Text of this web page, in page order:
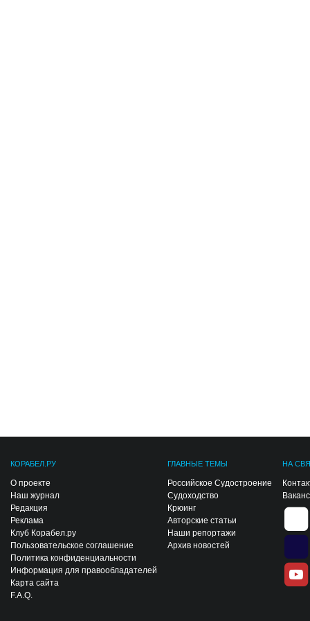
КОРАБЕЛ.РУ
О проекте
Наш журнал
Редакция
Реклама
Клуб Корабел.ру
Пользовательское соглашение
Политика конфиденциальности
Информация для правообладателей
Карта сайта
F.A.Q.
ГЛАВНЫЕ ТЕМЫ
Российское Судостроение
Судоходство
Крюинг
Авторские статьи
Наши репортажи
Архив новостей
НА